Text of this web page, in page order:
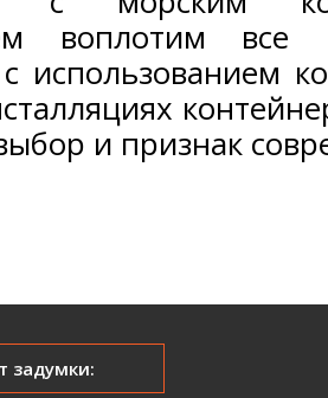
воплотим
использованием
и признак
задумки: